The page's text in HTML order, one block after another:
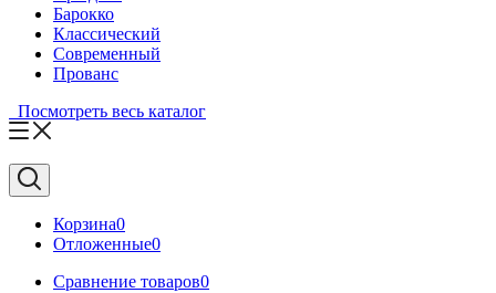
Барокко
Классический
Современный
Прованс
Посмотреть весь каталог
Корзина0
Отложенные0
Сравнение товаров0